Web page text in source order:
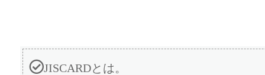
JISCARDとは。